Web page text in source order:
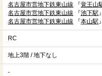
名古屋市営地下鉄東山線 『覚王山
名古屋市営地下鉄東山線 『池下駅
名古屋市営地下鉄東山線 『本山駅
RC
地上3階 / 地下なし
-